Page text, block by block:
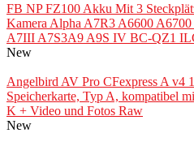
FB NP FZ100 Akku Mit 3
Kamera Alpha A7R3 A6600
A7III A7S3A9 A9S IV BC-QZ1
New
Angelbird AV Pro CFexpress A v4
Speicherkarte, Typ A, kompatibel
K + Video und Fotos Raw
New